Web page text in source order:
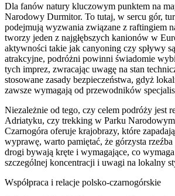
Dla fanów natury kluczowym punktem na
Narodowy Durmitor. To tutaj, w sercu gór,
podejmują wyzwania związane z raftingiem
tworzy jeden z najgłębszych kanionów w
aktywności takie jak canyoning czy spływy
atrakcyjne, podróżni powinni świadomie
tych imprez, zwracając uwagę na stan
stosowane zasady bezpieczeństwa, gdyż
zawsze wymagają od przewodników
Niezależnie od tego, czy celem podróży jest
Adriatyku, czy trekking w Parku
Czarnogóra oferuje krajobrazy, które
wyprawę, warto pamiętać, że górzysta
drogi bywają kręte i wymagające, co
szczególnej koncentracji i uwagi na lokalny
Współpraca i relacje polsko-czarnogórskie